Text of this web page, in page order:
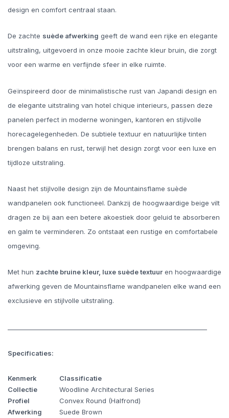
design en comfort centraal staan.
De zachte suède afwerking geeft de wand een rijke en elegante
uitstraling, uitgevoerd in onze mooie zachte kleur bruin, die zorgt
voor een warme en verfijnde sfeer in elke ruimte.
Geïnspireerd door de minimalistische rust van Japandi design en
de elegante uitstraling van hotel chique interieurs, passen deze
panelen perfect in moderne woningen, kantoren en stijlvolle
horecagelegenheden. De subtiele textuur en natuurlijke tinten
brengen balans en rust, terwijl het design zorgt voor een luxe en
tijdloze uitstraling.
Naast het stijlvolle design zijn de Mountainsflame suède
wandpanelen ook functioneel. Dankzij de hoogwaardige beige vilt
dragen ze bij aan een betere akoestiek door geluid te absorberen
en galm te verminderen. Zo ontstaat een rustige en comfortabele
omgeving.
Met hun zachte bruine kleur, luxe suède textuur en hoogwaardige
afwerking geven de Mountainsflame wandpanelen elke wand een
exclusieve en stijlvolle uitstraling.
Specificaties:
Kenmerk
Classificatie
Collectie
Woodline Architectural Series
Profiel
Convex Round (Halfrond)
Afwerking
Suede Brown